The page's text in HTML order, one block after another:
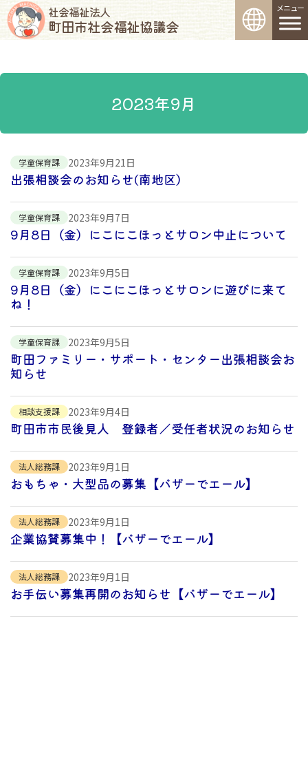
社会福祉法人
町田市社会福祉協議会
コンテンツへスキップ
メインナビゲーション
2023年9月
出張相談会のお知らせ(南地区）
2023年9月21日
学童保育課
9月8日（金）にこにこほっとサロン中止について
2023年9月7日
学童保育課
9月8日（金）にこにこほっとサロンに遊びに来て
ね！
2023年9月5日
学童保育課
町田ファミリー・サポート・センター出張相談会お
知らせ
2023年9月5日
学童保育課
町田市市民後見人 登録者／受任者状況のお知らせ
2023年9月4日
相談支援課
おもちゃ・大型品の募集【バザーでエール】
2023年9月1日
法人総務課
企業協賛募集中！【バザーでエール】
2023年9月1日
法人総務課
お手伝い募集再開のお知らせ【バザーでエール】
2023年9月1日
法人総務課